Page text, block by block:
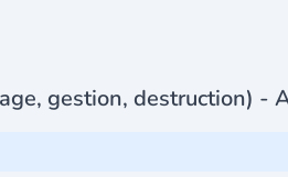
gestion, destruction) -